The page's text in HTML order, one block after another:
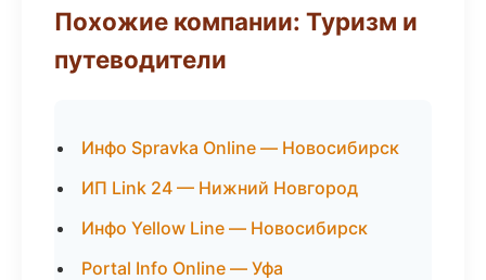
Похожие компании: Туризм и
путеводители
Инфо Spravka Online — Новосибирск
ИП Link 24 — Нижний Новгород
Инфо Yellow Line — Новосибирск
Portal Info Online — Уфа